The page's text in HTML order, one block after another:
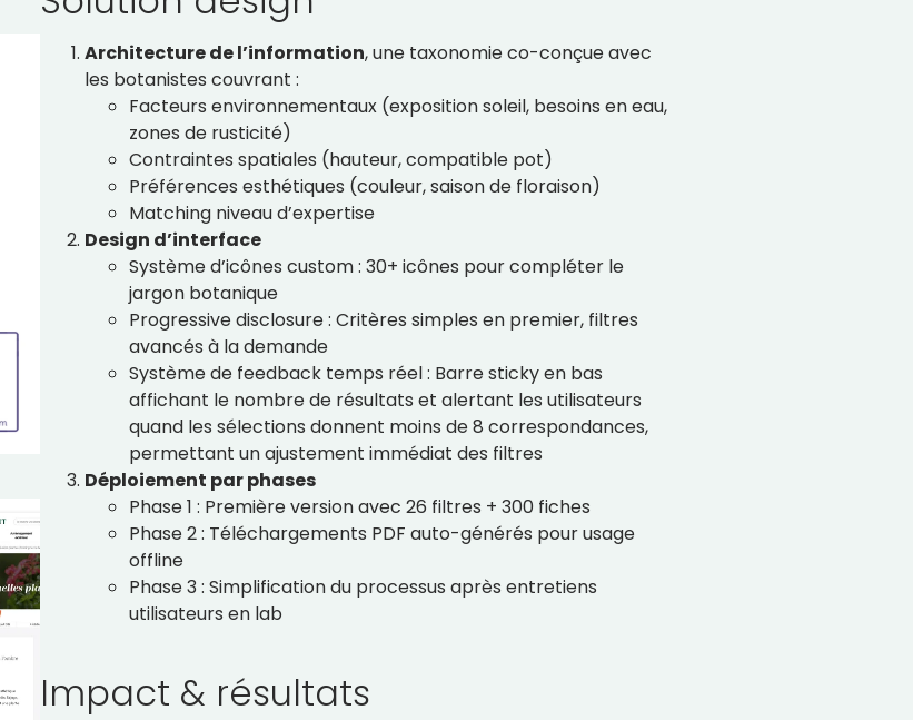
Architecture de l’information, une taxonomie co-conçue avec
les botanistes couvrant :
Facteurs environnementaux (exposition soleil, besoins en eau,
zones de rusticité)
Contraintes spatiales (hauteur, compatible pot)
Préférences esthétiques (couleur, saison de floraison)
Matching niveau d’expertise
Design d’interface
Système d’icônes custom : 30+ icônes pour compléter le
jargon botanique
Progressive disclosure : Critères simples en premier, filtres
avancés à la demande
Système de feedback temps réel : Barre sticky en bas
affichant le nombre de résultats et alertant les utilisateurs
quand les sélections donnent moins de 8 correspondances,
permettant un ajustement immédiat des filtres
Déploiement par phases
Phase 1 : Première version avec 26 filtres + 300 fiches
Phase 2 : Téléchargements PDF auto-générés pour usage
offline
Phase 3 : Simplification du processus après entretiens
utilisateurs en lab
Impact & résultats